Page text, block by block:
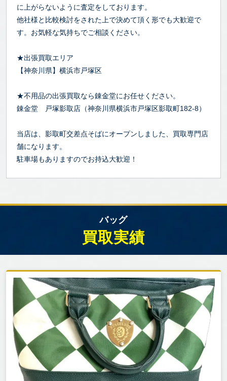
に上がらないように査定をしております。
他社様と比較検討をされた上で決めて頂く形でも大歓迎で
す。お気軽な気持ちでご相談ください。
★出張買取エリア
【神奈川県】横浜市戸塚区
★不用品の出張買取なら錬金堂にお任せください。
錬金堂 戸塚影取店（神奈川県横浜市戸塚区影取町182-8）
当店は、影取町交差点そばにオープンしました、買取専門店
舗になります。
駐車場もありますのでお持込大歓迎！
バッグ
買取実績